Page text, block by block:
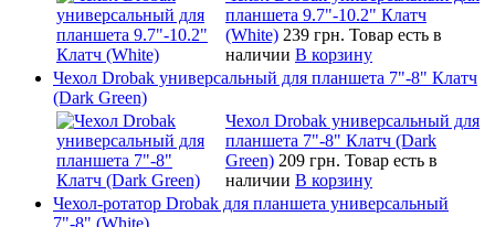
планшета 9.7"-10.2" Клатч
(White) 239 грн. Товар есть в
наличии В корзину
Чехол Drobak универсальный для планшета 7"-8" Клатч
(Dark Green)
Чехол Drobak универсальный для
планшета 7"-8" Клатч (Dark
Green) 209 грн. Товар есть в
наличии В корзину
Чехол-ротатор Drobak для планшета универсальный
7"-8" (White)